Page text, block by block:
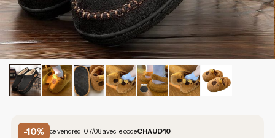
-10% ce vendredi 07/08 avec le codeCHAUD10